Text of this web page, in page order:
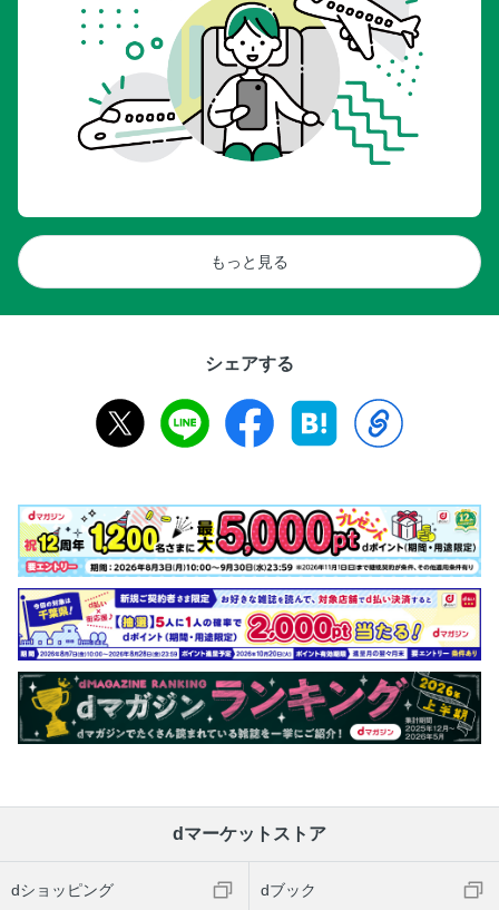
もっと見る
シェアする
dマーケットストア
dショッピング dブック